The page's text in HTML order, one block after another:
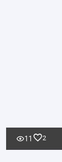
11 2